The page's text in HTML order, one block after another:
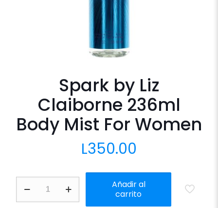
Spark by Liz
Claiborne 236ml
Body Mist For Women
L350.00
Liz
Añadir al
carrito